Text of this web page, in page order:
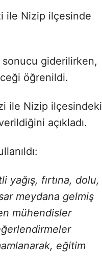
ile Nizip ilçesinde
sonucu giderilirken,
öğrenildi.
ile Nizip ilçesindeki
açıkladı.
yağış, fırtına, dolu,
meydana gelmiş
mühendisler
eğitim